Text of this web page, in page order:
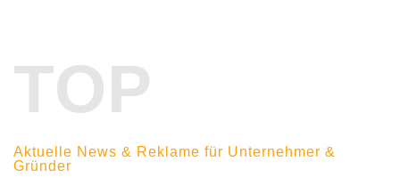
TOP
Aktuelle News & Reklame für Unternehmer &
Gründer